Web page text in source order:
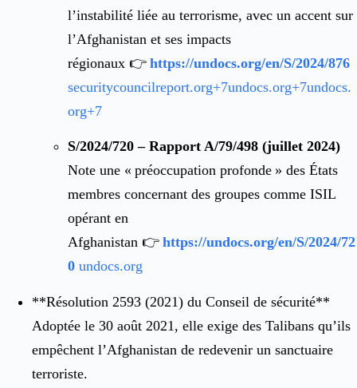
l’instabilité liée au terrorisme, avec un accent sur
l’Afghanistan et ses impacts
régionaux 👉 https://undocs.org/en/S/2024/876
securitycouncilreport.org+7undocs.org+7undocs.
org+7
S/2024/720 – Rapport A/79/498 (juillet 2024)
Note une « préoccupation profonde » des États
membres concernant des groupes comme ISIL
opérant en
Afghanistan 👉 https://undocs.org/en/S/2024/72
0 undocs.org
**Résolution 2593 (2021) du Conseil de sécurité**
Adoptée le 30 août 2021, elle exige des Talibans qu’ils
empêchent l’Afghanistan de redevenir un sanctuaire
terroriste.